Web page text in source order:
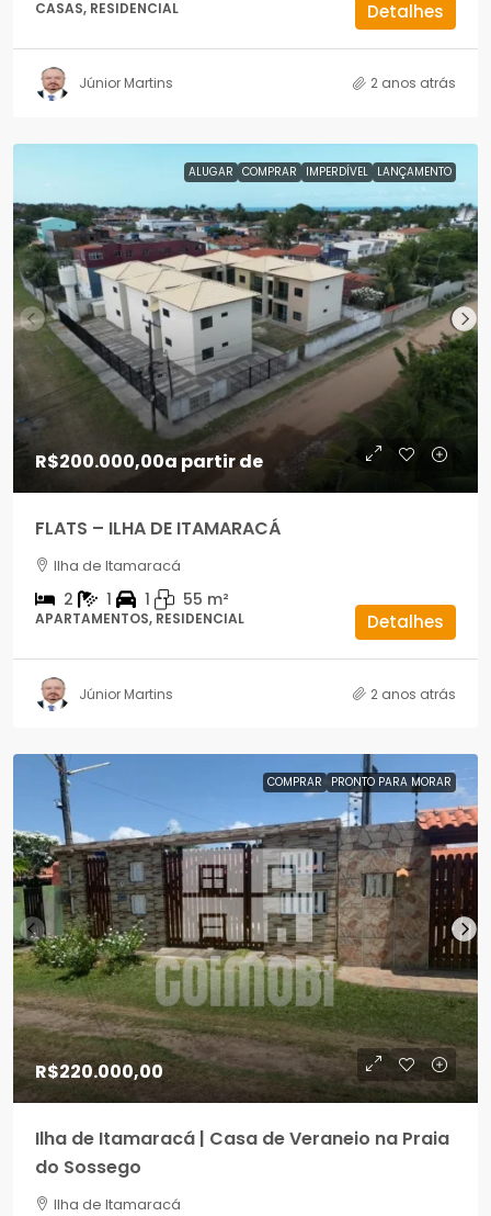
CASAS, RESIDENCIAL Detalhes
Júnior Martins 2 anos atrás
ALUGAR COMPRAR IMPERDÍVEL LANÇAMENTO
R$200.000,00a partir de
FLATS – ILHA DE ITAMARACÁ
Ilha de Itamaracá
2 1 1 55 m²
APARTAMENTOS, RESIDENCIAL Detalhes
Júnior Martins 2 anos atrás
COMPRAR PRONTO PARA MORAR
R$220.000,00
Ilha de Itamaracá | Casa de Veraneio na Praia
do Sossego
Ilha de Itamaracá